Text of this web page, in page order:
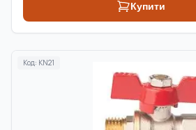
Купити
Код: KN21